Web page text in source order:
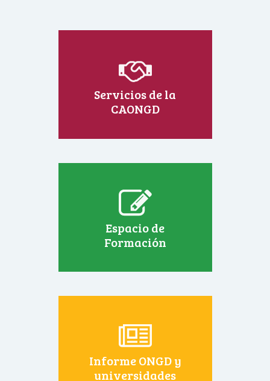
Servicios de la
CAONGD
Espacio de
Formación
Informe ONGD y
universidades